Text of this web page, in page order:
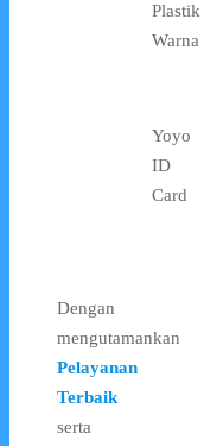
Plastik
Warna
Yoyo
ID
Card
Dengan
mengutamankan
Pelayanan
Terbaik
serta